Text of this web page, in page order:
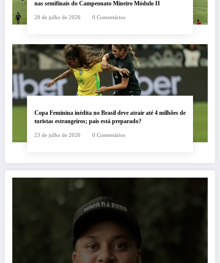
nas semifinais do Campeonato Mineiro Módulo II
28 de julho de 2026 0 Comentários
Copa Feminina inédita no Brasil deve atrair até 4 milhões de
turistas estrangeiros; país está preparado?
23 de julho de 2026 0 Comentários